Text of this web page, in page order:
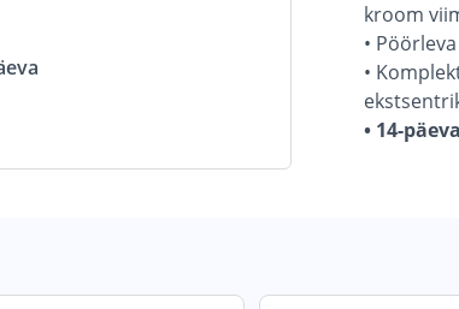
kroom
•
•
• 14-